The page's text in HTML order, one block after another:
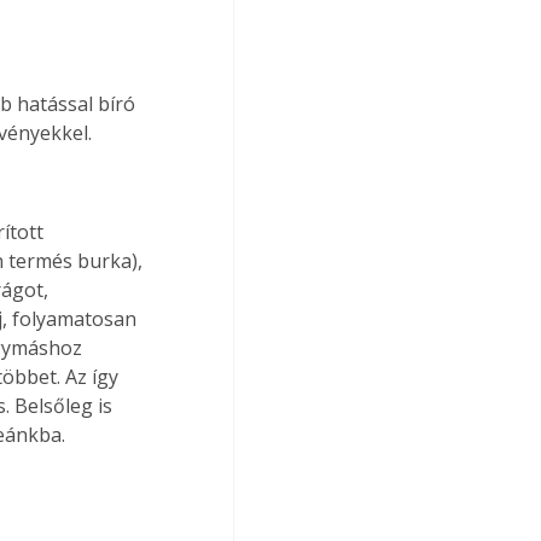
hatással bíró
termés burka),
folyamatosan
Az így
Belsőleg is